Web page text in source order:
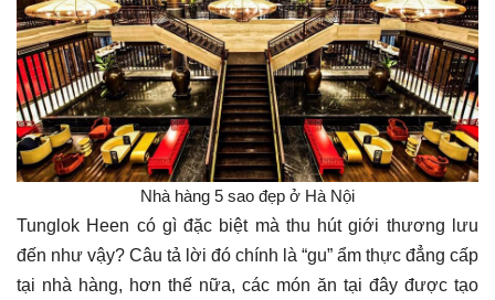
Nhà hàng 5 sao đẹp ở Hà Nội
Tunglok Heen có gì đặc biệt mà thu hút giới thương lưu
đến như vậy? Câu tả lời đó chính là “gu” ẩm thực đẳng cấp
tại nhà hàng, hơn thế nữa, các món ăn tại đây được tạo